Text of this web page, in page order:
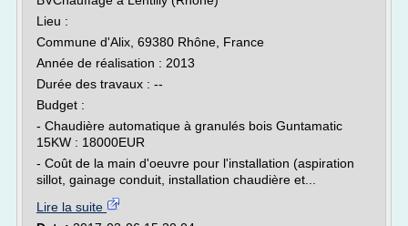
Lieu :
Commune d'Alix, 69380 Rhône, France
Année de réalisation : 2013
Durée des travaux : --
Budget :
- Chaudière automatique à granulés bois Guntamatic
15KW : 18000EUR
- Coût de la main d'oeuvre pour l'installation (aspiration
sillot, gainage conduit, installation chaudière et...
Lire la suite